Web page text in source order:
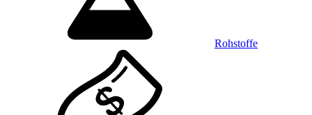
Rohstoffe